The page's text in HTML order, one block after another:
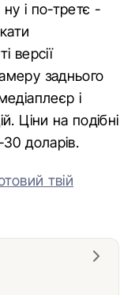
і по-третє -
версії
заднього
і
Ціни на подібні
доларів.
твій